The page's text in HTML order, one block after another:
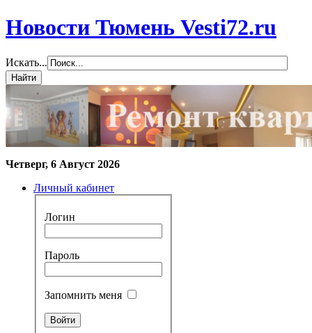
Новости Тюмень Vesti72.ru
Искать...
Четверг, 6 Август 2026
Личный кабинет
Логин
Пароль
Запомнить меня